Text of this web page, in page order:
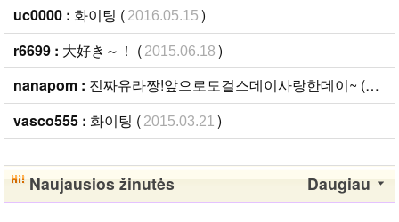
uc0000 : 화이팅 ( 2016.05.15 )
r6699 : 大好き～！ ( 2015.06.18 )
nanapom : 진짜유라짱!앞으로도걸스데이사랑한데이~ (
vasco555 : 화이팅 ( 2015.03.21 )
Daugiau
Naujausios žinutės